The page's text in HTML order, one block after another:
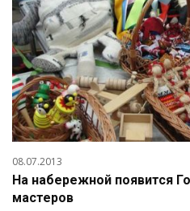
08.07.2013
На набережной появится
мастеров